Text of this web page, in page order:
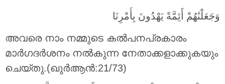
وَجَعَلْنَٰهُمْ أَئِمَّةً يَهْدُونَ بِأَمْرِنَا
അവരെ നാം നമ്മുടെ കല്‍പനപ്രകാരം
മാര്‍ഗദര്‍ശനം നല്‍കുന്ന നേതാക്കളാക്കുകയും
ചെയ്തു.(ഖുർആൻ:21/73)